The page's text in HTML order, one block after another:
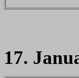
17.